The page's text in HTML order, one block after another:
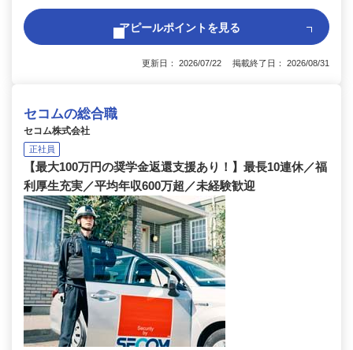
アピールポイントを見る
更新日： 2026/07/22 掲載終了日： 2026/08/31
セコムの総合職
セコム株式会社
正社員
【最大100万円の奨学金返還支援あり！】最長10連休／福
利厚生充実／平均年収600万超／未経験歓迎